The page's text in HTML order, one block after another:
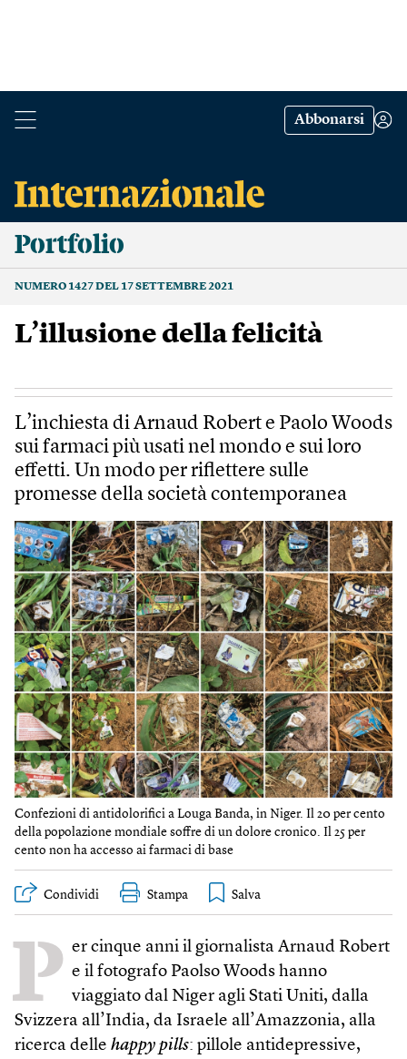
Abbonarsi
Portfolio
NUMERO 1427 DEL 17 SETTEMBRE 2021
L’illusione della felicità
L’inchiesta di Arnaud Robert e Paolo Woods
sui farmaci più usati nel mondo e sui loro
effetti. Un modo per riflettere sulle
promesse della società contemporanea
Confezioni di antidolorifici a Louga Banda, in Niger. Il 20 per cento
della popolazione mondiale soffre di un dolore cronico. Il 25 per
cento non ha accesso ai farmaci di base
Condividi Stampa
P er cinque anni il giornalista Arnaud Robert
e il fotografo Paolso Woods hanno
viaggiato dal Niger agli Stati Uniti, dalla
Svizzera all’India, da Israele all’Amazzonia, alla
ricerca delle happy pills: pillole antidepressive,